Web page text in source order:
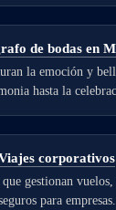
de bodas en
la emoción y
hasta la
corporativos
gestionan
para empresas.